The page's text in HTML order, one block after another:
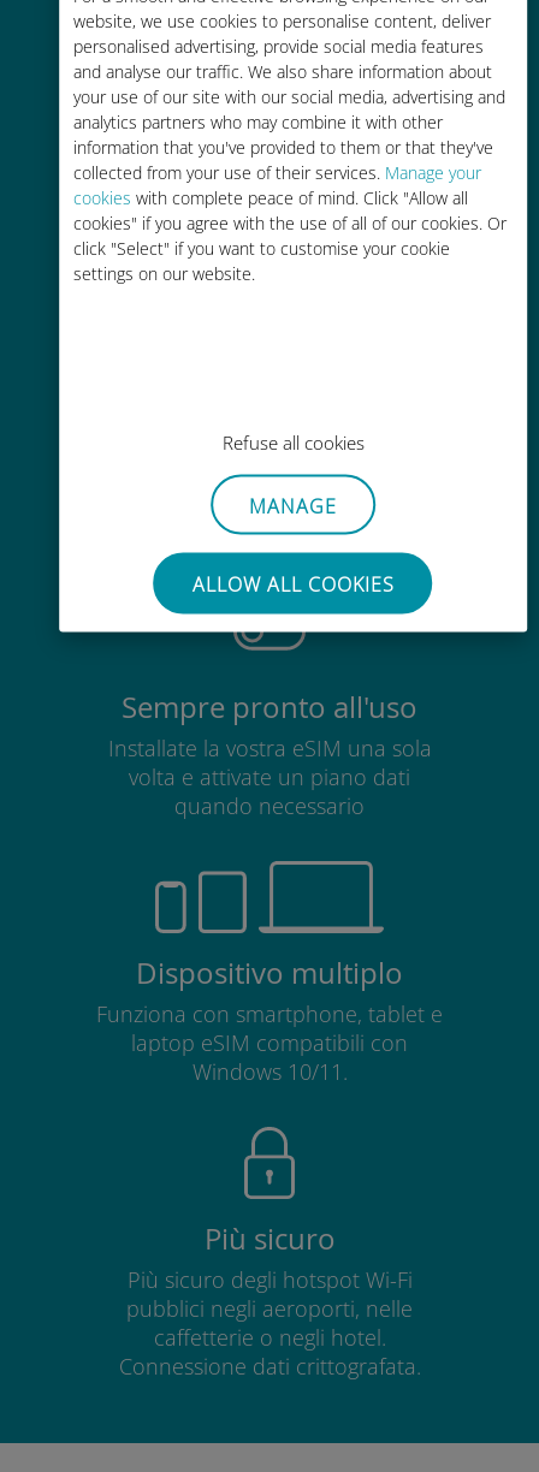
website, we use cookies to personalise content, deliver
personalised advertising, provide social media features
and analyse our traffic. We also share information about
your use of our site with our social media, advertising and
analytics partners who may combine it with other
information that you've provided to them or that they've
collected from your use of their services. Manage your
cookies with complete peace of mind. Click "Allow all
cookies" if you agree with the use of all of our cookies. Or
click "Select" if you want to customise your cookie
settings on our website.
Refuse all cookies
MANAGE
ALLOW ALL COOKIES
Fino al 90% in meno rispetto alle
tariffe di roaming con il vostro
operatore attuale
Ricarica facile
Ovunque tramite l'app Ubigi, anche
Senza sforzo
Non è necessario rimuovere la
scheda SIM esistente
Sempre pronto all'uso
Installate la vostra eSIM una sola
volta e attivate un piano dati
quando necessario
Dispositivo multiplo
Funziona con smartphone, tablet e
laptop eSIM compatibili con
Windows 10/11.
Più sicuro
Più sicuro degli hotspot Wi-Fi
pubblici negli aeroporti, nelle
caffetterie o negli hotel.
Connessione dati crittografata.